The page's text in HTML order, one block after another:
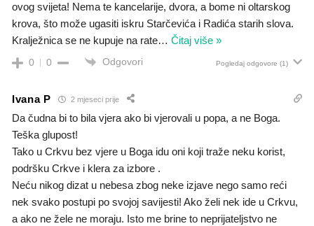
ovog svijeta! Nema te kancelarije, dvora, a bome ni oltarskog
krova, što može ugasiti iskru Starčevića i Radića starih slova.
Kralježnica se ne kupuje na rate… Čitaj više »
0 0 Odgovori Pogledaj odgovore (1)
Ivana P 2 mjeseci prije
Da čudna bi to bila vjera ako bi vjerovali u popa, a ne Boga.
Teška glupost!
Tako u Crkvu bez vjere u Boga idu oni koji traže neku korist,
podršku Crkve i klera za izbore .
Neću nikog dizat u nebesa zbog neke izjave nego samo reći
nek svako postupi po svojoj savijesti! Ako želi nek ide u Crkvu,
a ako ne žele ne moraju. Isto me brine to neprijateljstvo ne